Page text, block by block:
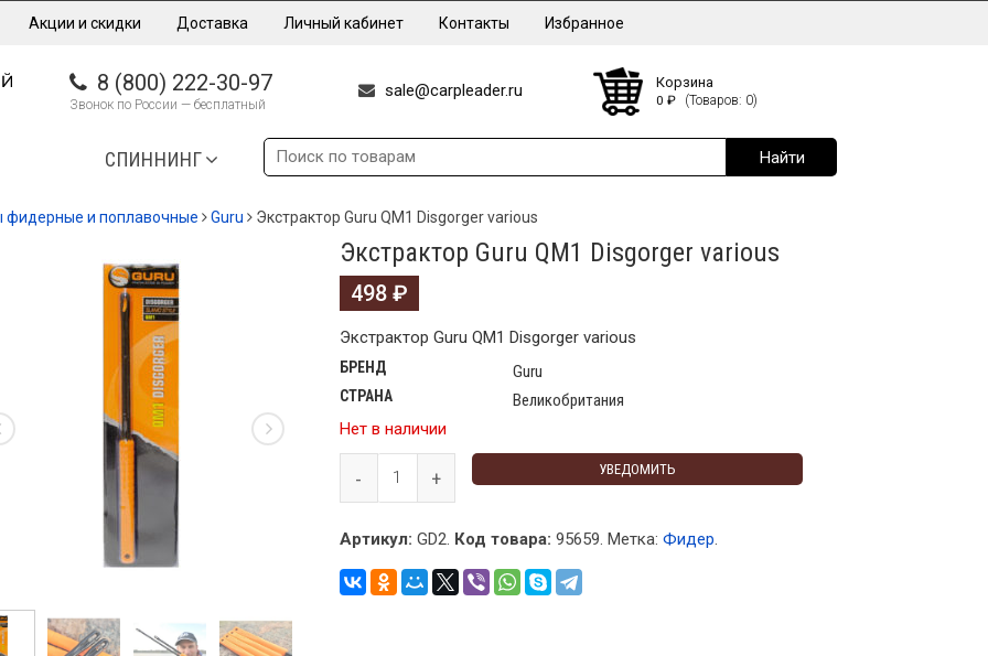
Акции и скидки Доставка Личный кабинет Контакты Избранное
8 (800) 222-30-97
Звонок по России — бесплатный
sale@carpleader.ru Корзина
0 ₽ (Товаров: 0)
СПИННИНГ
фидерные и поплавочные Guru Экстрактор Guru QM1 Disgorger various
Экстрактор Guru QM1 Disgorger various
498 ₽
Экстрактор Guru QM1 Disgorger various
БРЕНД Guru
СТРАНА
Великобритания
Нет в наличии
УВЕДОМИТЬ
Артикул: GD2. Код товара: 95659. Метка: Фидер.